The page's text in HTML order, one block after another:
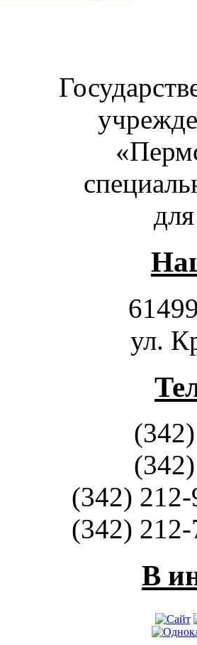
ул.
(342)
(342)
В